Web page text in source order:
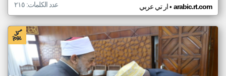
ار تي عربي• arabic.rt.com عدد الكلمات: ٢١٥